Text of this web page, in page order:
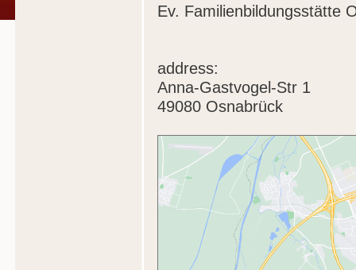
Ev. Familienbildungsstätte
address:
Anna-Gastvogel-Str 1
49080 Osnabrück